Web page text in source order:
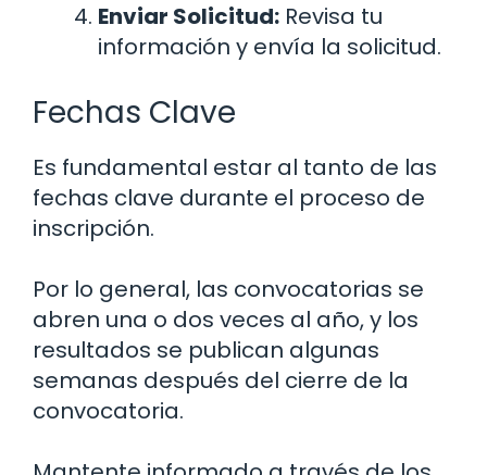
Enviar Solicitud: Revisa tu
información y envía la solicitud.
Fechas Clave
Es fundamental estar al tanto de las
fechas clave durante el proceso de
inscripción.
Por lo general, las convocatorias se
abren una o dos veces al año, y los
resultados se publican algunas
semanas después del cierre de la
convocatoria.